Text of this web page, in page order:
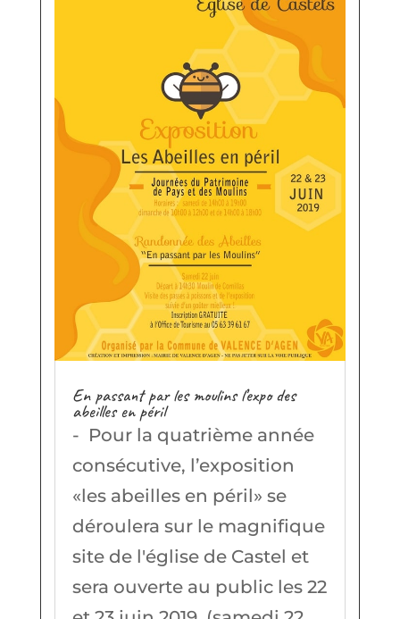
En passant par les moulins l’expo des
abeilles en péril
- Pour la quatrième année
consécutive, l’exposition
«les abeilles en péril» se
déroulera sur le magnifique
site de l'église de Castel et
sera ouverte au public les 22